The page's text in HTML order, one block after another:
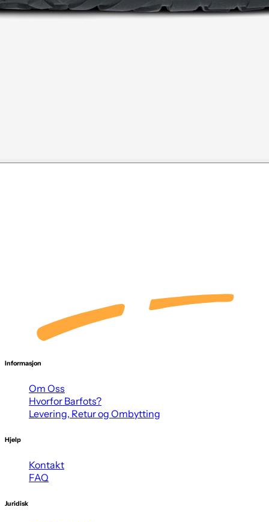
Informasjon
Om Oss
Hvorfor Barfots?
Levering, Retur og Ombytting
Hjelp
Kontakt
FAQ
Juridisk